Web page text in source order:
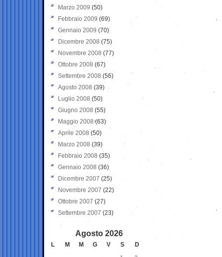
Marzo 2009 (50)
Febbraio 2009 (69)
Gennaio 2009 (70)
Dicembre 2008 (75)
Novembre 2008 (77)
Ottobre 2008 (67)
Settembre 2008 (56)
Agosto 2008 (39)
Luglio 2008 (50)
Giugno 2008 (55)
Maggio 2008(63)
Aprile 2008 (50)
Marzo 2008 (39)
Febbraio 2008 (35)
Gennaio 2008 (36)
Dicembre 2007 (25)
Novembre 2007 (22)
Ottobre 2007 (27)
Settembre 2007 (23)
Agosto 2026
L M M G V S
D